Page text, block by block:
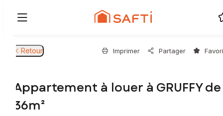
Retour Imprimer Partager
Appartement à louer à GRUFFY de
36m²